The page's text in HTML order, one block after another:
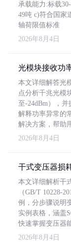
承载能力:标载
49吨 c)符合国家
轴荷限值标准
2026年8月4日
光模块接收功
本文详细解答光
点分析千兆光模
至-24dBm），
解释功率异常的
解决方案，帮助
2026年8月4日
干式变压器损
本文详细解析干
（GB/T 10228-
例，分步骤说明
实例表格，涵盖
快速掌握变压器
2026年8月4日